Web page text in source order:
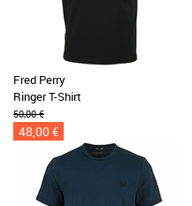
Fred Perry
Ringer T-Shirt
50,00 €
48,00 €